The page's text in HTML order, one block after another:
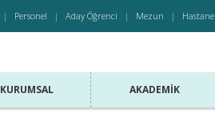
Personel Aday Öğrenci Mezun Hastane
KURUMSAL AKADEMIK